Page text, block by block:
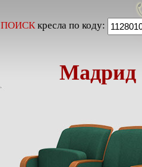
ПОИСКкресла по коду:
Мадрид